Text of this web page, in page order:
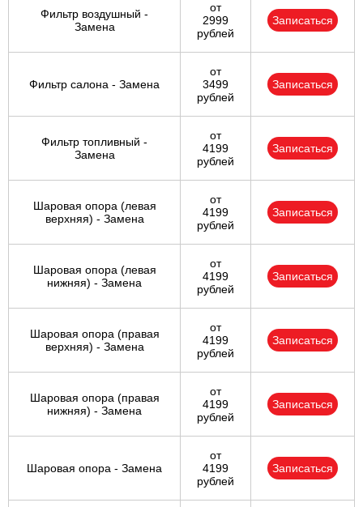
Фильтр воздушный -
Замена
от
2999
рублей
Записаться
Фильтр салона - Замена
от
3499
рублей
Записаться
Фильтр топливный -
Замена
от
4199
рублей
Записаться
Шаровая опора (левая
верхняя) - Замена
от
4199
рублей
Записаться
Шаровая опора (левая
нижняя) - Замена
от
4199
рублей
Записаться
Шаровая опора (правая
верхняя) - Замена
от
4199
рублей
Записаться
Шаровая опора (правая
нижняя) - Замена
от
4199
рублей
Записаться
Шаровая опора - Замена
от
4199
рублей
Записаться